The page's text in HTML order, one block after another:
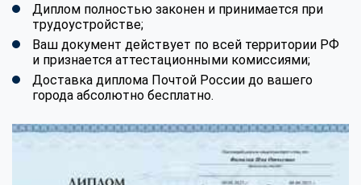
Диплом полностью законен и принимается при
трудоустройстве;
Ваш документ действует по всей территории РФ
и признается аттестационными комиссиями;
Доставка диплома Почтой России до вашего
города абсолютно бесплатно.